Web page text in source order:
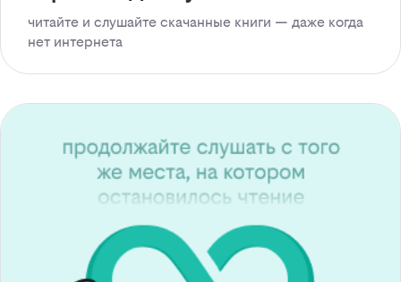
читайте и слушайте скачанные книги — даже когда
нет интернета